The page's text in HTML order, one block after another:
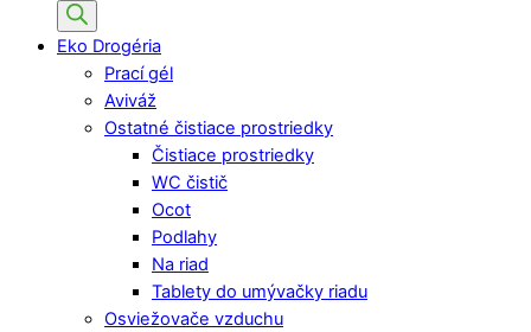
search
Eko Drogéria
Prací gél
Aviváž
Ostatné čistiace prostriedky
Čistiace prostriedky
WC čistič
Ocot
Podlahy
Na riad
Tablety do umývačky riadu
Osviežovače vzduchu